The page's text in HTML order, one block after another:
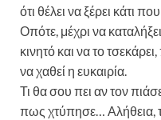
ότι θέλει να ξέρει κάτι
Οπότε, μέχρι να
κινητό και να το
να χαθεί η ευκαιρία.
Τι θα σου πει αν τον
πως χτύπησε… Αλήθεια,